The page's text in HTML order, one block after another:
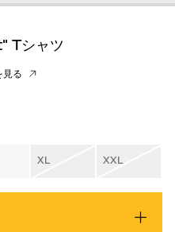
Tシャツ
見る
XL XXL